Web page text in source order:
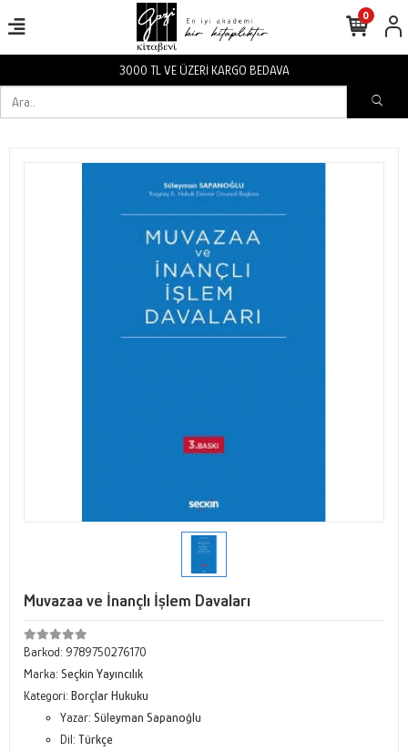
TL VE ÜZERİ KARGO BEDAVA
0
Muvazaa ve İnançlı İşlem Davaları
Barkod: 9789750276170
Marka: Seçkin Yayıncılık
Kategori: Borçlar Hukuku
Yazar: Süleyman Sapanoğlu
Dil: Türkçe